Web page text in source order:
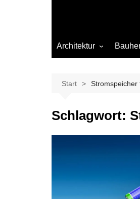
Architektur
Start Stromspeicher
Schlagwort: